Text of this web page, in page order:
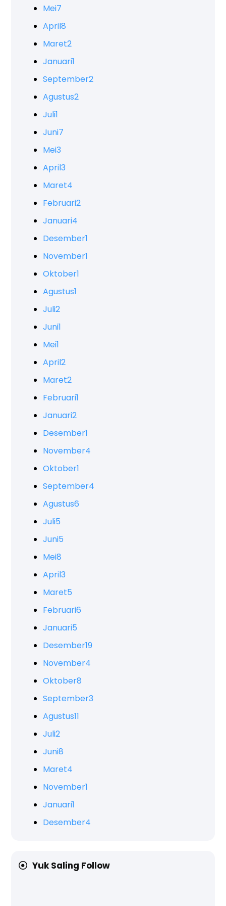
Mei7
April8
Maret2
Januari1
September2
Agustus2
Juli1
Juni7
Mei3
April3
Maret4
Februari2
Januari4
Desember1
November1
Oktober1
Agustus1
Juli2
Juni1
Mei1
April2
Maret2
Februari1
Januari2
Desember1
November4
Oktober1
September4
Agustus6
Juli5
Juni5
Mei8
April3
Maret5
Februari6
Januari5
Desember19
November4
Oktober8
September3
Agustus11
Juli2
Juni8
Maret4
November1
Januari1
Desember4
Yuk Saling Follow